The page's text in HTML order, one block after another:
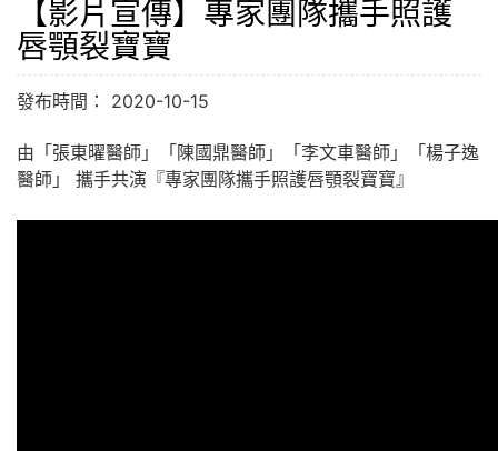
【影片宣傳】專家團隊攜手照護
唇顎裂寶寶
發布時間： 2020-10-15
由「張東曜醫師」「陳國鼎醫師」「李文車醫師」「楊子逸
醫師」 攜手共演『專家團隊攜手照護唇顎裂寶寶』